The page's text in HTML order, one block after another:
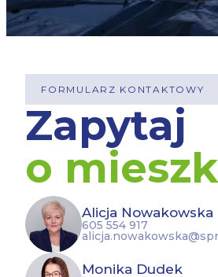
FORMULARZ KONTAKTOWY
Zapytaj
o
Alicja Nowakowska
605 554 917
Monika Dudek